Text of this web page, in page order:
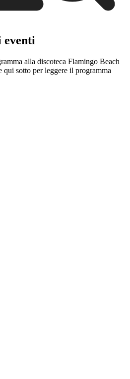
eventi
alla discoteca Flamingo Beach
sotto per leggere il programma